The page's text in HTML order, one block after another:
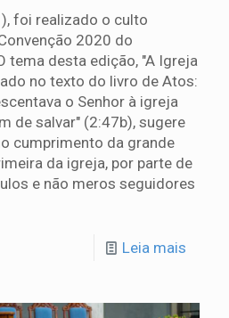
foi realizado o culto
2020 do
tema desta edição, "A Igreja
no texto do livro de Atos:
o Senhor à igreja
de salvar" (2:47b), sugere
cumprimento da grande
da igreja, por parte de
e não meros seguidores
Leia mais